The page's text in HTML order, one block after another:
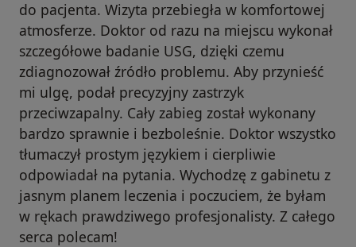
do pacjenta. Wizyta przebiegła w komfortowej
atmosferze. Doktor od razu na miejscu wykonał
szczegółowe badanie USG, dzięki czemu
zdiagnozował źródło problemu. Aby przynieść
mi ulgę, podał precyzyjny zastrzyk
przeciwzapalny. Cały zabieg został wykonany
bardzo sprawnie i bezboleśnie. Doktor wszystko
tłumaczył prostym językiem i cierpliwie
odpowiadał na pytania. Wychodzę z gabinetu z
jasnym planem leczenia i poczuciem, że byłam
w rękach prawdziwego profesjonalisty. Z całego
serca polecam!